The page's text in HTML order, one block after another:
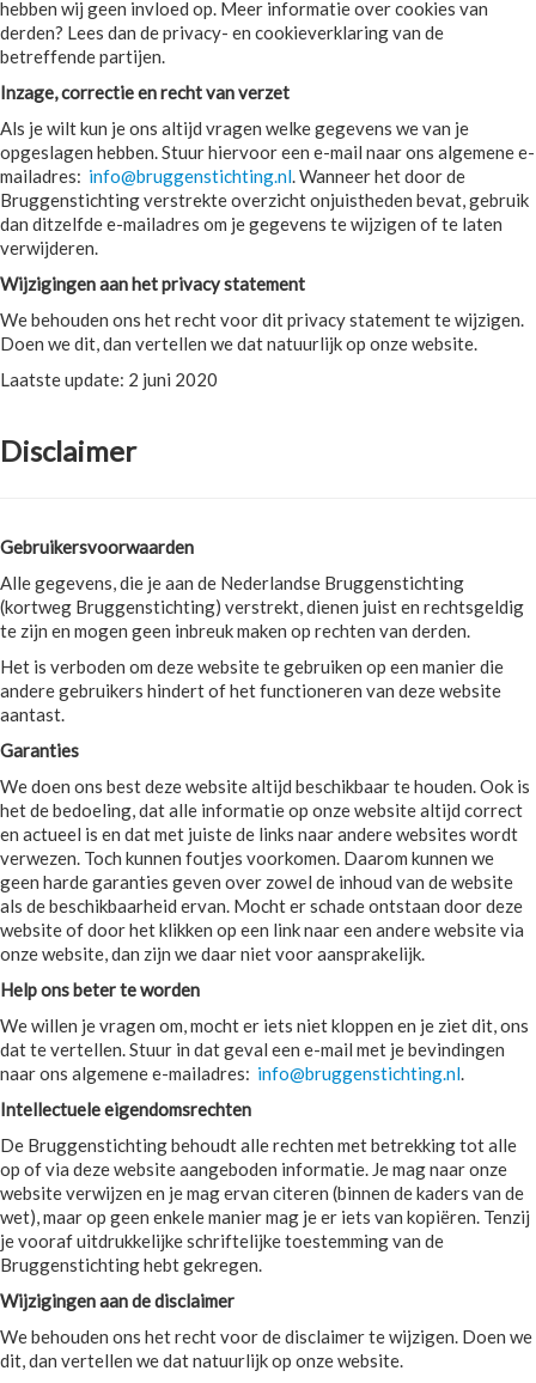
hebben wij geen invloed op. Meer informatie over cookies van
derden? Lees dan de privacy- en cookieverklaring van de
betreffende partijen.
Inzage, correctie en recht van verzet
Als je wilt kun je ons altijd vragen welke gegevens we van je
opgeslagen hebben. Stuur hiervoor een e-mail naar ons algemene e-
mailadres: info@bruggenstichting.nl . Wanneer het door de
Bruggenstichting verstrekte overzicht onjuistheden bevat, gebruik
dan ditzelfde e-mailadres om je gegevens te wijzigen of te laten
verwijderen.
Wijzigingen aan het privacy statement
We behouden ons het recht voor dit privacy statement te wijzigen.
Doen we dit, dan vertellen we dat natuurlijk op onze website.
Laatste update: 2 juni 2020
Disclaimer
Gebruikersvoorwaarden
Alle gegevens, die je aan de Nederlandse Bruggenstichting
(kortweg Bruggenstichting) verstrekt, dienen juist en rechtsgeldig
te zijn en mogen geen inbreuk maken op rechten van derden.
Het is verboden om deze website te gebruiken op een manier die
andere gebruikers hindert of het functioneren van deze website
aantast.
Garanties
We doen ons best deze website altijd beschikbaar te houden. Ook is
het de bedoeling, dat alle informatie op onze website altijd correct
en actueel is en dat met juiste de links naar andere websites wordt
verwezen. Toch kunnen foutjes voorkomen. Daarom kunnen we
geen harde garanties geven over zowel de inhoud van de website
als de beschikbaarheid ervan. Mocht er schade ontstaan door deze
website of door het klikken op een link naar een andere website via
onze website, dan zijn we daar niet voor aansprakelijk.
Help ons beter te worden
We willen je vragen om, mocht er iets niet kloppen en je ziet dit, ons
dat te vertellen. Stuur in dat geval een e-mail met je bevindingen
naar ons algemene e-mailadres: info@bruggenstichting.nl
Intellectuele eigendomsrechten
De Bruggenstichting behoudt alle rechten met betrekking tot alle
op of via deze website aangeboden informatie. Je mag naar onze
website verwijzen en je mag ervan citeren (binnen de kaders van de
wet), maar op geen enkele manier mag je er iets van kopiëren. Tenzij
je vooraf uitdrukkelijke schriftelijke toestemming van de
Bruggenstichting hebt gekregen.
Wijzigingen aan de disclaimer
We behouden ons het recht voor de disclaimer te wijzigen. Doen we
dit, dan vertellen we dat natuurlijk op onze website.